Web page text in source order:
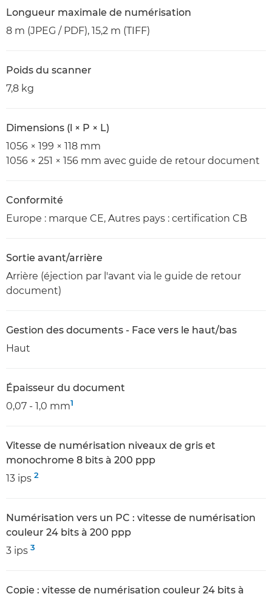
Longueur maximale de numérisation
8 m (JPEG / PDF), 15,2 m (TIFF)
Poids du scanner
7,8 kg
Dimensions (l × P × L)
1056 × 199 × 118 mm
1056 × 251 × 156 mm avec guide de retour document
Conformité
Europe : marque CE, Autres pays : certification CB
Sortie avant/arrière
Arrière (éjection par l'avant via le guide de retour
document)
Gestion des documents - Face vers le haut/bas
Haut
Épaisseur du document
0,07 - 1,0 mm1
Vitesse de numérisation niveaux de gris et
monochrome 8 bits à 200 ppp
13 ips 2
Numérisation vers un PC : vitesse de numérisation
couleur 24 bits à 200 ppp
3 ips 3
Copie : vitesse de numérisation couleur 24 bits à